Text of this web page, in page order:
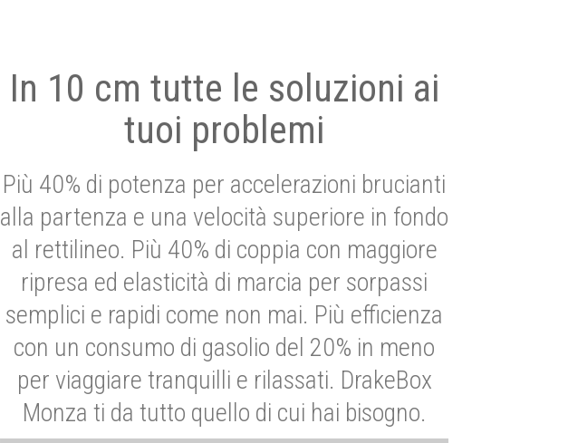
In 10 cm tutte le soluzioni ai
tuoi problemi
Più 40% di potenza per accelerazioni brucianti
alla partenza e una velocità superiore in fondo
al rettilineo. Più 40% di coppia con maggiore
ripresa ed elasticità di marcia per sorpassi
semplici e rapidi come non mai. Più efficienza
con un consumo di gasolio del 20% in meno
per viaggiare tranquilli e rilassati. DrakeBox
Monza ti da tutto quello di cui hai bisogno.